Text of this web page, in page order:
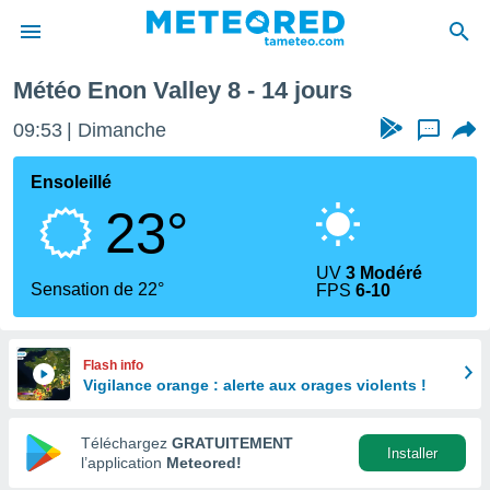
de
Météo Enon Valley 8 - 14 jours
09:53 Dimanche ...
Ensoleillé
23°
Sensation de 22°
UV3 Modéré
FPS6-10
Flash info
Vigilance orange : alerte aux orages violents !
Téléchargez GRATUITEMENT
l’application Meteored!
Installer